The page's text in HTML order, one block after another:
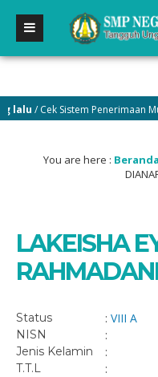
/ Cek Sistem Penerimaan
You are here : Beranda
LAKEISHA
Status : VIII A
NISN :
Jenis Kelamin :
T.T.L :